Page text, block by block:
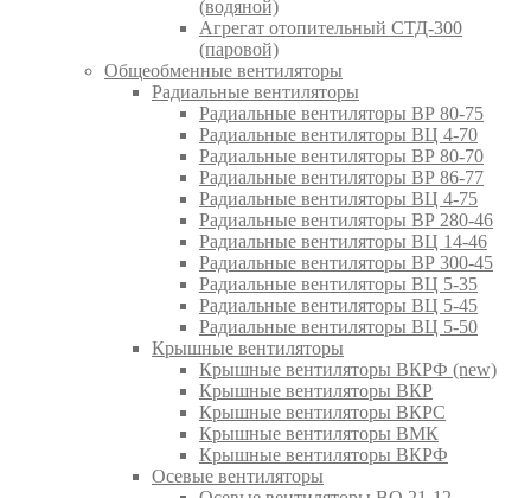
(водяной)
Агрегат отопительный СТД-300
(паровой)
Общеобменные вентиляторы
Радиальные вентиляторы
Радиальные вентиляторы ВР 80-75
Радиальные вентиляторы ВЦ 4-70
Радиальные вентиляторы ВР 80-70
Радиальные вентиляторы ВР 86-77
Радиальные вентиляторы ВЦ 4-75
Радиальные вентиляторы ВР 280-46
Радиальные вентиляторы ВЦ 14-46
Радиальные вентиляторы ВР 300-45
Радиальные вентиляторы ВЦ 5-35
Радиальные вентиляторы ВЦ 5-45
Радиальные вентиляторы ВЦ 5-50
Крышные вентиляторы
Крышные вентиляторы ВКРФ (new)
Крышные вентиляторы ВКР
Крышные вентиляторы ВКРС
Крышные вентиляторы ВМК
Крышные вентиляторы ВКРФ
Осевые вентиляторы